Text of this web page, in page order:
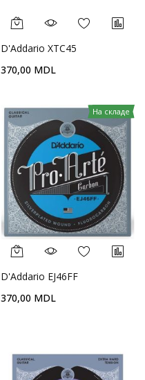
D'Addario XTC45
370,00 MDL
На складе
D'Addario EJ46FF
370,00 MDL